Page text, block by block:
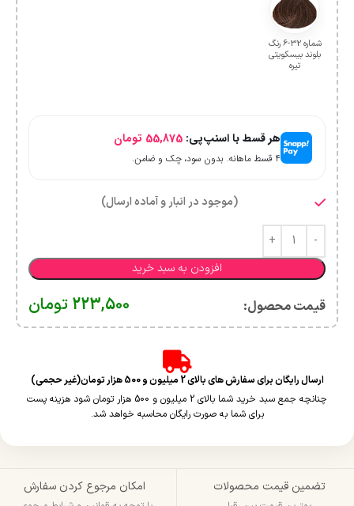
شماره 32-6 رنگ
بلوند بیسکویتی
تیره
هر قسط با اسنپ‌پی: 55,875 تومان
۴ قسط ماهانه. بدون سود، چک و ضامن.
(موجود در انبار و آماده ارسال)
افزودن به سبد خرید
قیمت محصول:​ 223,500 تومان
ارسال رایگان برای سفارش های بالای 2 میلیون و 500 هزار تومان(غیر حجمی)
چنانچه جمع سبد خرید شما بالای 2 میلیون و 500 هزار تومان شود هزینه پست
برای شما به صورت رایگان محاسبه خواهد شد.
تضمین قیمت محصولات امکان مرجوع کردن سفارش